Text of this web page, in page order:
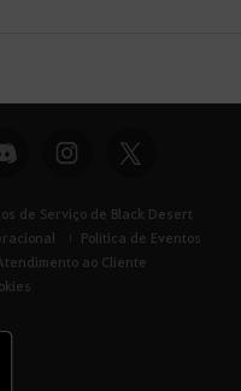
de Serviço de Black Desert
Política de Eventos
ao Cliente